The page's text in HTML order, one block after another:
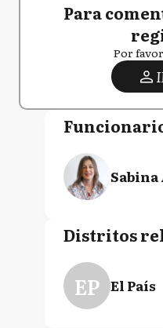
Para
Por
Distritos
EP El País